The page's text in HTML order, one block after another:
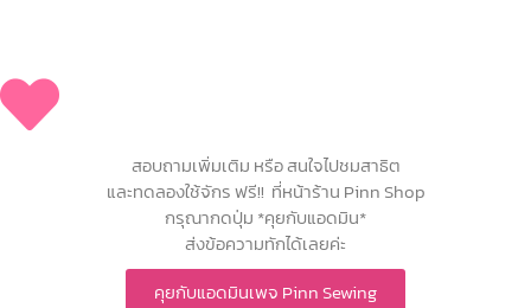
สอบถามเพิ่มเติม หรือ สนใจไปชมสาธิต
และทดลองใช้จักร ฟรี!! ที่หน้าร้าน Pinn Shop
กรุณากดปุ่ม *คุยกับแอดมิน*
ส่งข้อความทักได้เลยค่ะ
คุยกับแอดมินเพจ Pinn Sewing